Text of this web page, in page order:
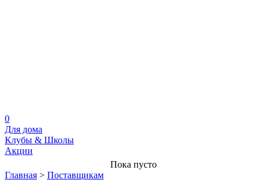
0
Для дома
Клубы & Школы
Акции
Пока пусто
Главная > Поставщикам